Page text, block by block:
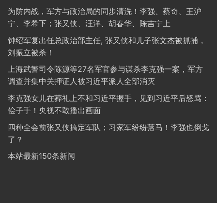
为防内战，军方与政治局的同步清洗！李强、蔡奇、王沪
宁、李希下；张又侠、汪洋、胡春华、陈吉宁上
钟绍军复出任总政治部主任, 张又侠和儿子张文杰被抓捕，
刘振立被杀！
上海武警司令陈源等27名军官参与谋杀李克强一案，军方
调查并集中关押证人被习近平派人全部消灭
李克强女儿在葬礼上不和习近平握手，见到习近平后怒骂：
侩子手！央视不敢播出画面
四种全会前张又侠搞定军队；习家军纷纷落马！李强也倒戈
了？
本站最新150条新闻